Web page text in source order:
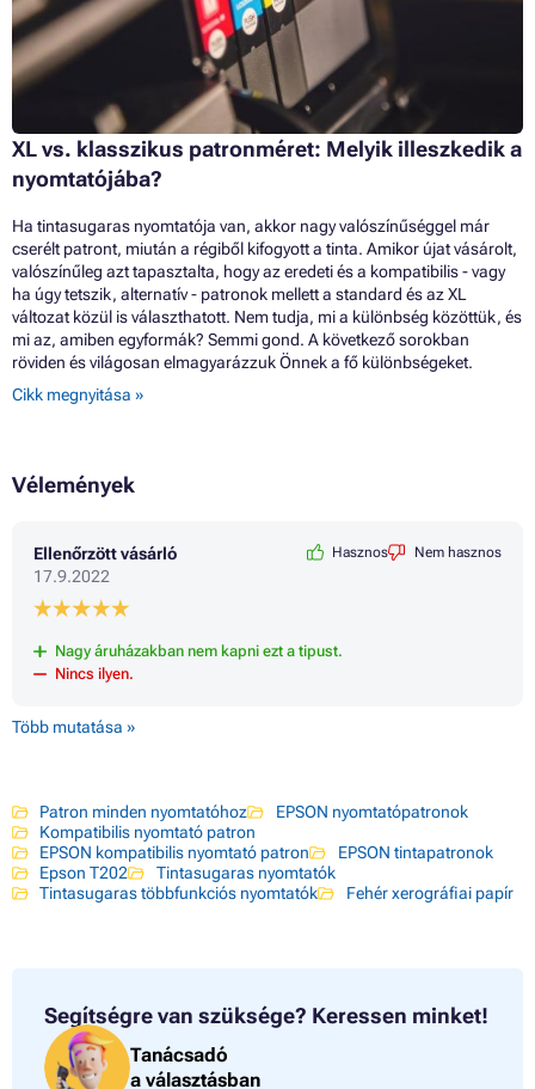
XL vs. klasszikus patronméret: Melyik illeszkedik a
nyomtatójába?
Ha tintasugaras nyomtatója van, akkor nagy valószínűséggel már
cserélt patront, miután a régiből kifogyott a tinta. Amikor újat vásárolt,
valószínűleg azt tapasztalta, hogy az eredeti és a kompatibilis - vagy
ha úgy tetszik, alternatív - patronok mellett a standard és az XL
változat közül is választhatott. Nem tudja, mi a különbség közöttük, és
mi az, amiben egyformák? Semmi gond. A következő sorokban
röviden és világosan elmagyarázzuk Önnek a fő különbségeket.
Cikk megnyitása »
Vélemények
Ellenőrzött vásárló
17.9.2022
Hasznos Nem hasznos
Nagy áruházakban nem kapni ezt a tipust.
Nincs ilyen.
Több mutatása »
Patron minden nyomtatóhoz
EPSON nyomtatópatronok
Kompatibilis nyomtató patron
EPSON kompatibilis nyomtató patron
EPSON tintapatronok
Epson T202
Tintasugaras nyomtatók
Tintasugaras többfunkciós nyomtatók
Fehér xerográfiai papír
Segítségre van szüksége? Keressen minket!
Tanácsadó
a választásban